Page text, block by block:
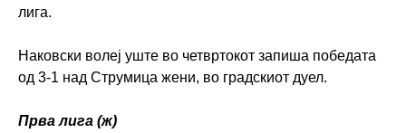
лига.
Наковски волеј уште во четвртокот запиша победата
од 3-1 над Струмица жени, во градскиот дуел.
Прва лига (ж)